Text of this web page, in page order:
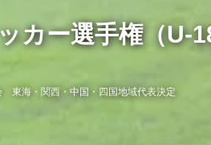
カー選手権（
東海・関西・中国・四国地域代表決定